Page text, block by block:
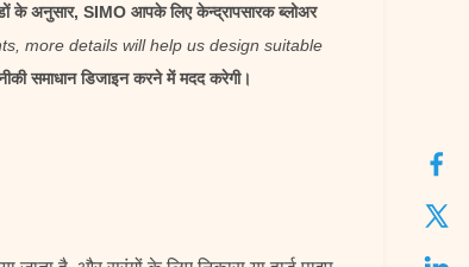
के अनुसार, SIMO आपके लिए केन्द्रापसारक ब्लोअर
more details will help us design suitable
समाधान डिजाइन करने में मदद करेगी।